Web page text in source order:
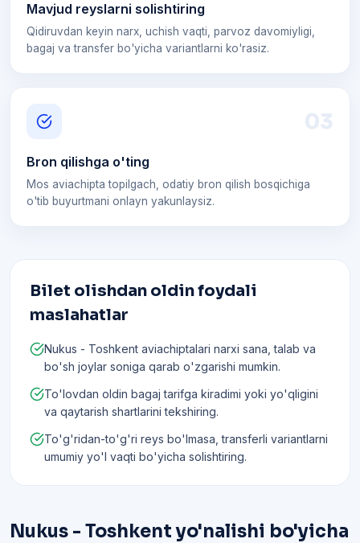
Mavjud reyslarni solishtiring
Qidiruvdan keyin narx, uchish vaqti, parvoz davomiyligi,
bagaj va transfer bo'yicha variantlarni ko'rasiz.
03
Bron qilishga o'ting
Mos aviachipta topilgach, odatiy bron qilish bosqichiga
o'tib buyurtmani onlayn yakunlaysiz.
Bilet olishdan oldin foydali
maslahatlar
Nukus - Toshkent aviachiptalari narxi sana, talab va
bo'sh joylar soniga qarab o'zgarishi mumkin.
To'lovdan oldin bagaj tarifga kiradimi yoki yo'qligini
va qaytarish shartlarini tekshiring.
To'g'ridan-to'g'ri reys bo'lmasa, transferli variantlarni
umumiy yo'l vaqti bo'yicha solishtiring.
Nukus - Toshkent yo'nalishi bo'yicha